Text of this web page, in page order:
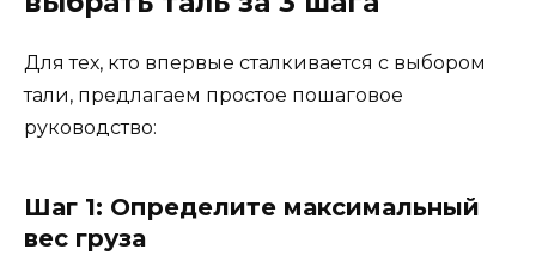
Для тех, кто впервые сталкивается с выбором
тали, предлагаем простое пошаговое
руководство:
Шаг 1: Определите максимальный
вес груза